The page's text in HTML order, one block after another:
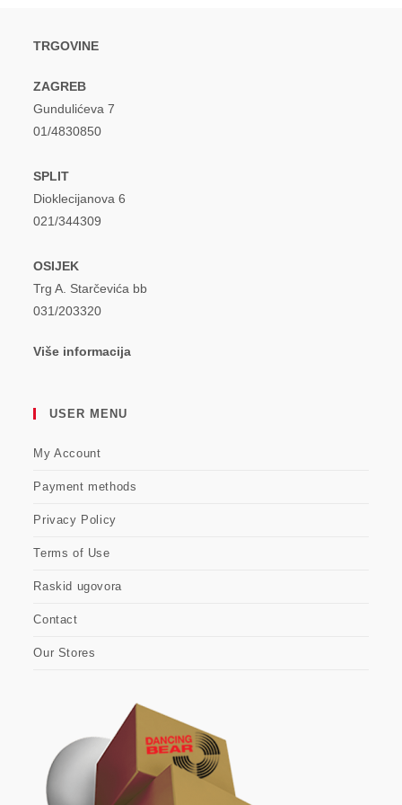
TRGOVINE
ZAGREB
Gundulićeva 7
01/4830850
SPLIT
Dioklecijanova 6
021/344309
OSIJEK
Trg A. Starčevića bb
031/203320
Više informacija
USER MENU
My Account
Payment methods
Privacy Policy
Terms of Use
Raskid ugovora
Contact
Our Stores